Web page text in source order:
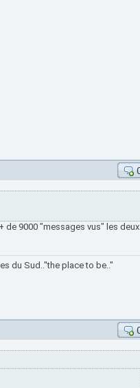
de 9000 "messages vus" les deux
du Sud.."the place to be.."